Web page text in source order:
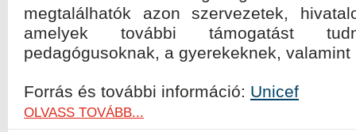
megtalálhatók azon szervezetek,
amelyek további támogatást
pedagógusoknak, a gyerekeknek,
Forrás és további információ: Unicef
OLVASS TOVÁBB...